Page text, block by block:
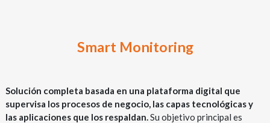
Smart Monitoring
Solución completa basada en una plataforma digital que
supervisa los procesos de negocio, las capas tecnológicas y
las aplicaciones que los respaldan.Su objetivo principal es